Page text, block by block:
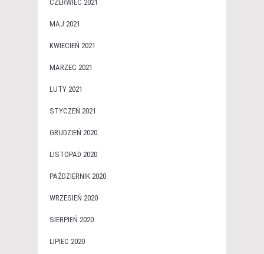
CZERWIEC 2021
MAJ 2021
KWIECIEŃ 2021
MARZEC 2021
LUTY 2021
STYCZEŃ 2021
GRUDZIEŃ 2020
LISTOPAD 2020
PAŹDZIERNIK 2020
WRZESIEŃ 2020
SIERPIEŃ 2020
LIPIEC 2020